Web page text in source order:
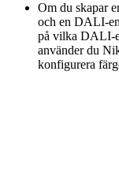
Om du skapar
och en DALI-
på vilka DALI-
använder du
konfigurera